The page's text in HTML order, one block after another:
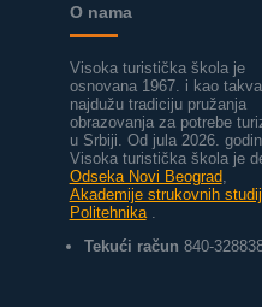
O nama
Visoka turistička škola je
osnovana 1967. i kao
najdužu tradiciju pružanja
obrazovanja za potrebe
u Srbiji. Od jula 2026.
Visoka turistička škola je
Odseka Novi Beograd,
Akademije strukovnih
Politehnika .
Tekući račun 840-